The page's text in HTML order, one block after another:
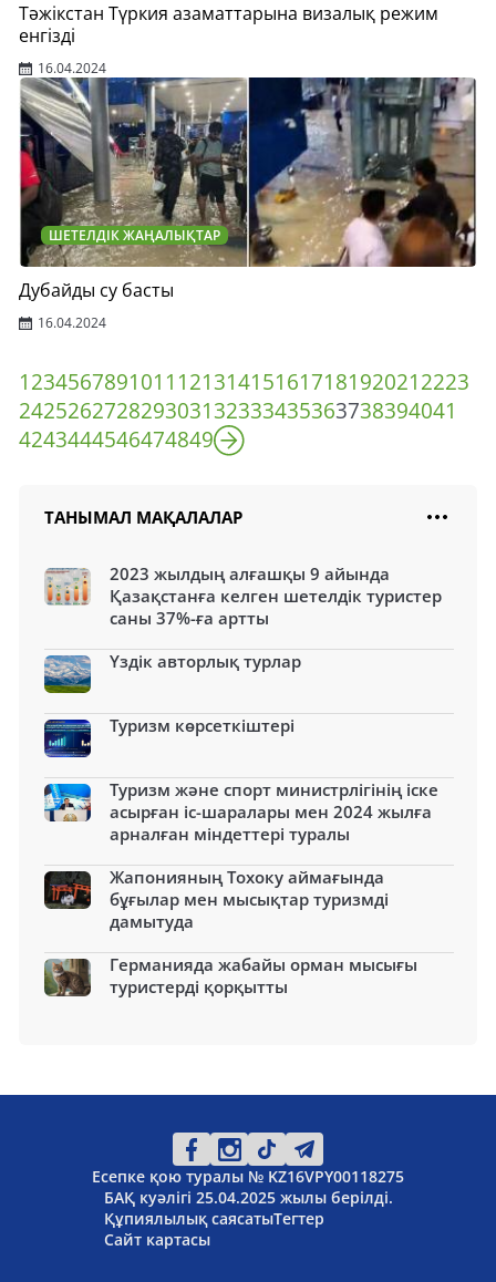
Тәжікстан Түркия азаматтарына визалық режим
енгізді
16.04.2024
ШЕТЕЛДІК ЖАҢАЛЫҚТАР
Дубайды су басты
16.04.2024
1234567891011 121314151617181920212223
242526272829303132333435363738394041
4243444546474849
ТАНЫМАЛ МАҚАЛАЛАР
2023 жылдың алғашқы 9 айында
Қазақстанға келген шетелдік туристер
саны 37%-ға артты
Үздік авторлық турлар
Туризм көрсеткіштері
Туризм және спорт министрлігінің іске
асырған іс-шаралары мен 2024 жылға
арналған міндеттері туралы
Жапонияның Тохоку аймағында
бұғылар мен мысықтар туризмді
дамытуда
Германияда жабайы орман мысығы
туристерді қорқытты
Есепке қою туралы № KZ16VPY00118275
БАҚ куәлігі 25.04.2025 жылы берілді.
Құпиялылық саясатыТегтер
Сайт картасы